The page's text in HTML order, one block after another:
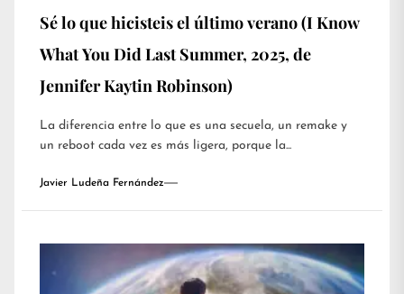
Sé lo que hicisteis el último verano (I Know
What You Did Last Summer, 2025, de
Jennifer Kaytin Robinson)
La diferencia entre lo que es una secuela, un remake y
un reboot cada vez es más ligera, porque la...
Javier Ludeña Fernández